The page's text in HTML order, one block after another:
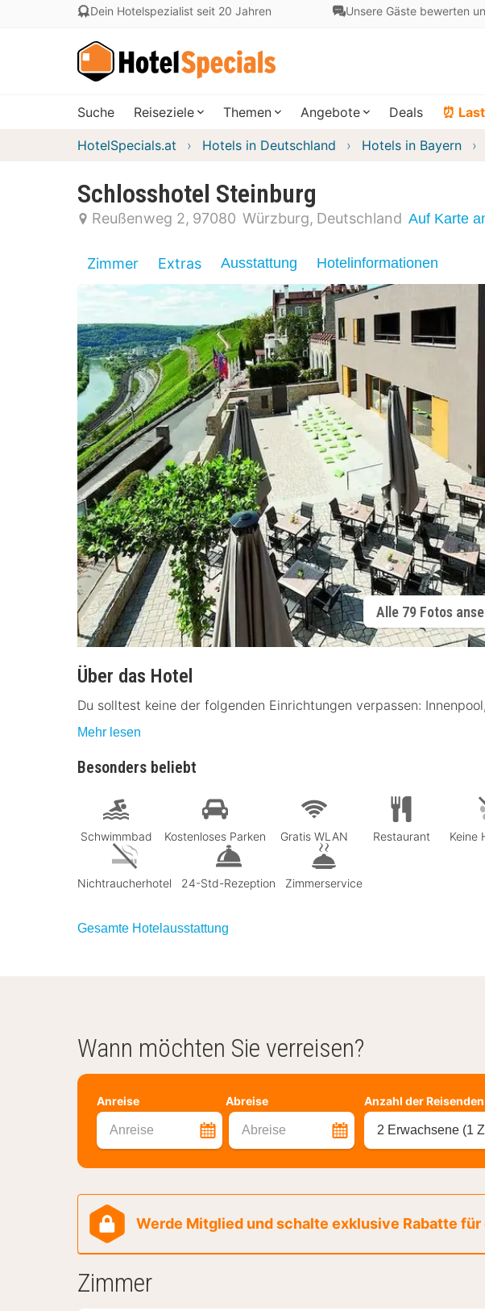
Dein Hotelspezialist seit 20 Jahren Unsere Gäste bewerten
Suche Reiseziele Themen Angebote Deals ⏰
HotelSpecials.at Hotels in Deutschland Hotels in Bayern
Schlosshotel Steinburg
Reußenweg 2 97080 Würzburg Deutschland Auf Karte
Zimmer Extras Ausstattung Hotelinformationen
Alle 79 Fotos
Über das Hotel
Du solltest keine der folgenden Einrichtungen verpassen:
Mehr lesen
Besonders beliebt
Schwimmbad Kostenloses Parken Gratis WLAN Restaurant Keine
Nichtraucherhotel 24-Std-Rezeption Zimmerservice
Gesamte Hotelausstattung
Wann möchten Sie verreisen?
Anreise Abreise
Anreise Abreise
Anzahl der Reisenden
2 Erwachsene (1
Werde Mitglied und schalte exklusive Rabatte
Zimmer